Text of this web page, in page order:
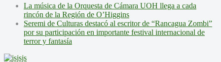
La música de la Orquesta de Cámara UOH llega a cada
rincón de la Región de O’Higgins
Seremi de Culturas destacó al escritor de “Rancagua Zombi”
por su participación en importante festival internacional de
terror y fantasía